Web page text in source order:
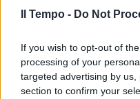
Il Tempo - Do Not
If you wish to opt-out of
processing of your
targeted advertising by
section to confirm your